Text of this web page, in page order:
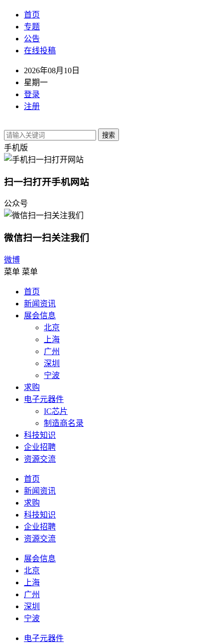
首页
专题
公告
在线投稿
2026年08月10日
星期一
登录
注册
搜索
手机版
扫一扫打开手机网站
公众号
微信扫一扫关注我们
微博
菜单 菜单
首页
新闻资讯
展会信息
北京
上海
广州
深圳
宁波
求购
电子元器件
IC芯片
制造商名录
科技知识
企业招聘
资源交流
首页
新闻资讯
求购
科技知识
企业招聘
资源交流
展会信息
北京
上海
广州
深圳
宁波
电子元器件